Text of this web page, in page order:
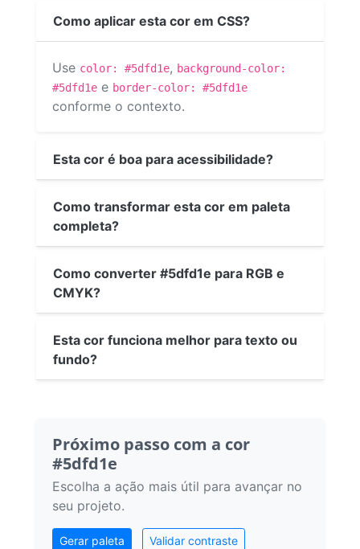
Como aplicar esta cor em CSS?
Use color: #5dfd1e, background-color:
#5dfd1e e border-color: #5dfd1e
conforme o contexto.
Esta cor é boa para acessibilidade?
Como transformar esta cor em paleta
completa?
Como converter #5dfd1e para RGB e
CMYK?
Esta cor funciona melhor para texto ou
fundo?
Próximo passo com a cor
#5dfd1e
Escolha a ação mais útil para avançar no
seu projeto.
Gerar paleta
Validar contraste